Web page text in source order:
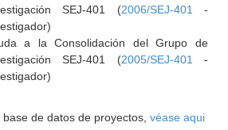
SEJ-401 (2006/SEJ-401
-
a la Consolidación del Grupo de
SEJ-401 (2005/SEJ-401
-
de datos de proyectos, véase aqui